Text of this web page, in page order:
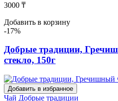
3000 ₸
Добавить в корзину
-17%
Добрые традиции,
стекло, 150г
Добавить в избранное
Чай Добрые традиции